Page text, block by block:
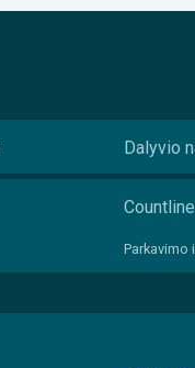
Dalyvio
Parkavimo